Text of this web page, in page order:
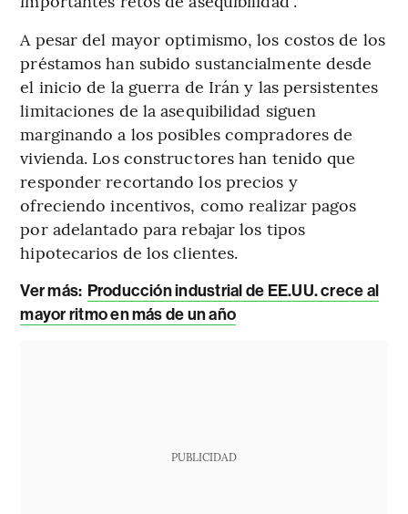
A pesar del mayor optimismo, los costos de los
préstamos han subido sustancialmente desde
el inicio de la guerra de Irán y las persistentes
limitaciones de la asequibilidad siguen
marginando a los posibles compradores de
vivienda. Los constructores han tenido que
responder recortando los precios y
ofreciendo incentivos, como realizar pagos
por adelantado para rebajar los tipos
hipotecarios de los clientes.
Ver más: Producción industrial de EE.UU. crece al
mayor ritmo en más de un año
PUBLICIDAD